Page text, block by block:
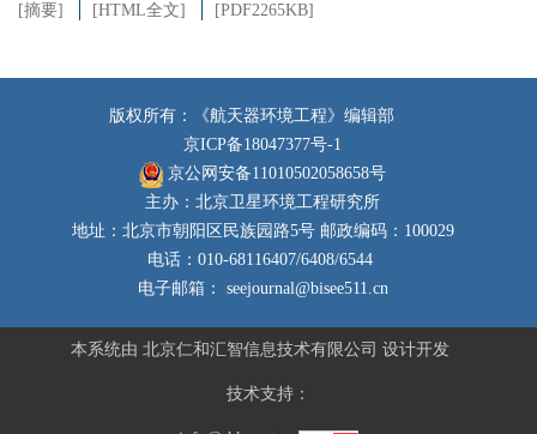
[摘要]
[HTML全文] [PDF2265KB]
版权所有：《航天器环境工程》编辑部
京ICP备18047377号-1
京公网安备11010502058658号
主办：北京卫星环境工程研究所
地址：北京市朝阳区民族园路5号 邮政编码：100029
电话：010-68116407/6408/6544
电子邮箱： seejournal@bisee511.cn
本系统由 北京仁和汇智信息技术有限公司 设计开发
技术支持：